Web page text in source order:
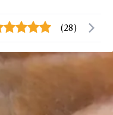
(28)